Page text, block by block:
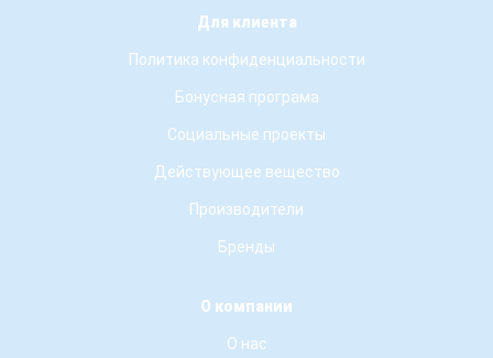
Для клиента
Политика конфиденциальности
Бонусная програма
Социальные проекты
Действующее вещество
Производители
Бренды
О компании
О нас